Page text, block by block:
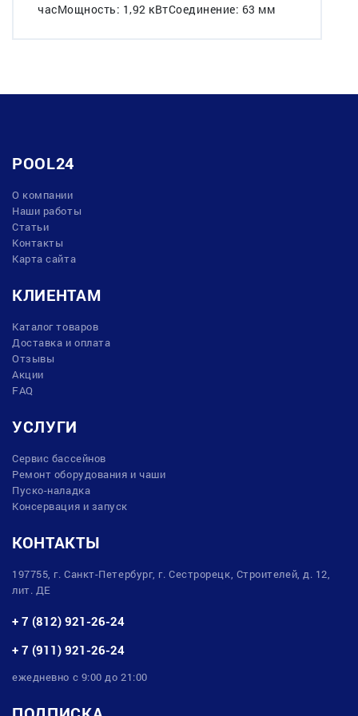
часМощность: 1,92 кВтСоединение: 63 мм
POOL24
О компании
Наши работы
Статьи
Контакты
Карта сайта
КЛИЕНТАМ
Каталог товаров
Доставка и оплата
Отзывы
Акции
FAQ
УСЛУГИ
Сервис бассейнов
Ремонт оборудования и чаши
Пуско-наладка
Консервация и запуск
КОНТАКТЫ
197755, г. Санкт-Петербург, г. Сестрорецк, Строителей, д. 12,
лит. ДЕ
+ 7 (812) 921-26-24
+ 7 (911) 921-26-24
ежедневно с 9:00 до 21:00